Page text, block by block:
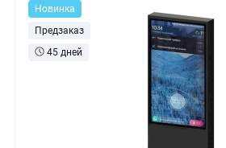
Новинка
Предзаказ
45 дней